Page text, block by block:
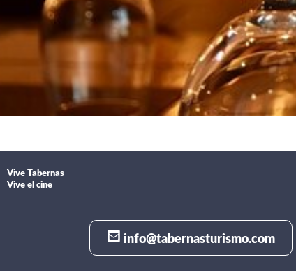
Vive Tabernas
Vive el cine
info@tabernasturismo.com